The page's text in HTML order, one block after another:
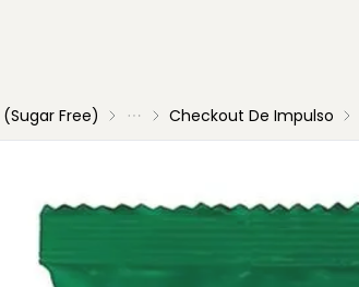
(sugar Free) Checkout De Impulso